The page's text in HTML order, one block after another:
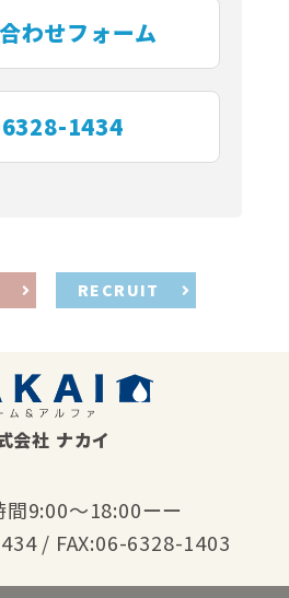
わせフォーム
1434
RECRUIT
会社 ナカイ
間9:00〜18:00ーー
/ FAX:06-6328-1403